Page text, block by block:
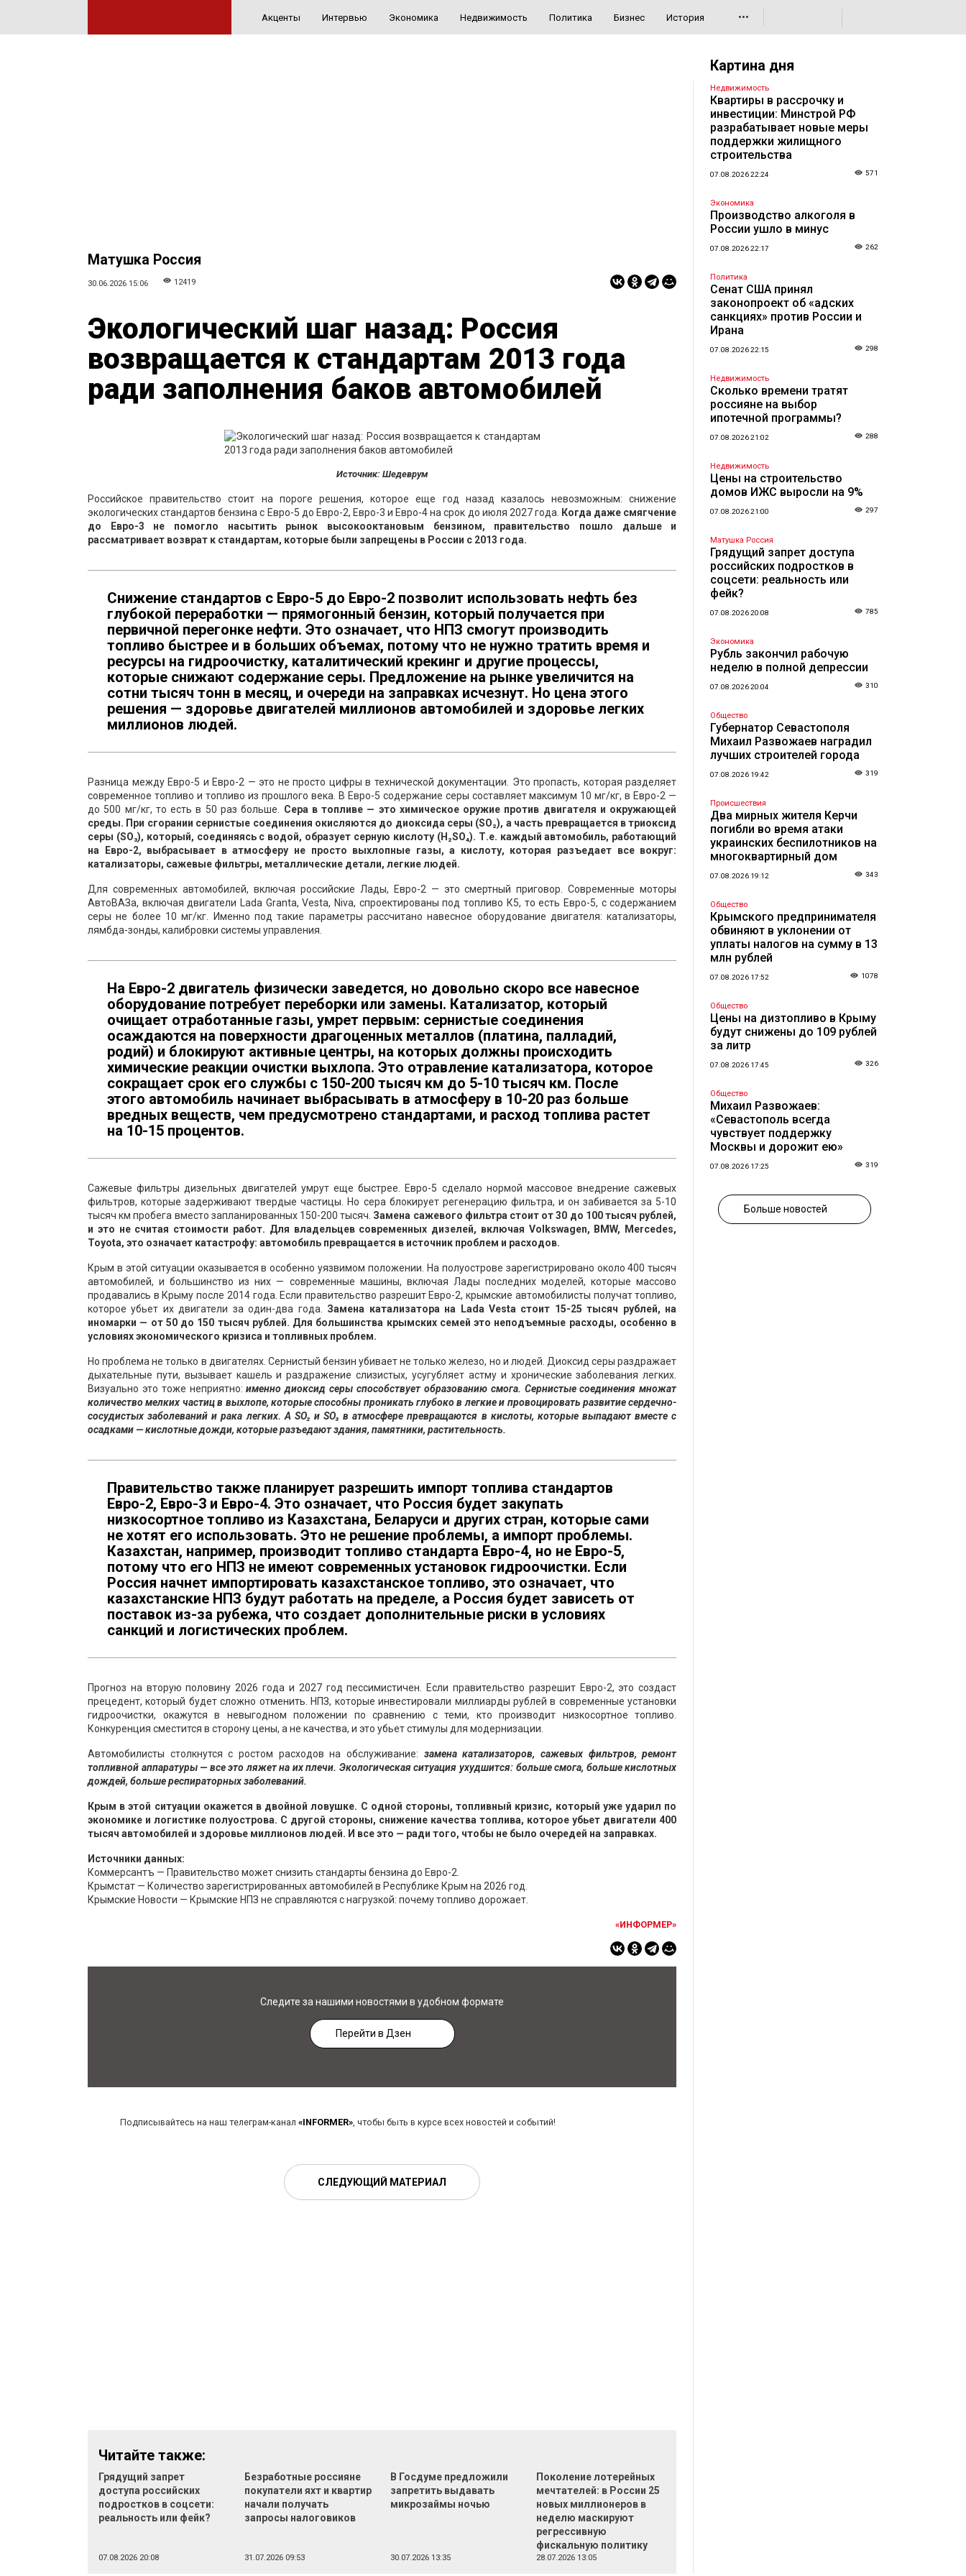
Акценты Интервью Экономика Недвижимость Политика Бизнес История •••
Матушка Россия
30.06.2026 15:06 12419
Экологический шаг назад: Россия
возвращается к стандартам 2013 года
ради заполнения баков автомобилей
Источник: Шедеврум
Российское правительство стоит на пороге решения, которое еще год назад казалось невозможным: снижение
экологических стандартов бензина с Евро-5 до Евро-2, Евро-3 и Евро-4 на срок до июля 2027 года.
Когда даже смягчение
до Евро-3 не помогло насытить рынок высокооктановым бензином, правительство пошло дальше и
рассматривает возврат к стандартам, которые были запрещены в России с 2013 года.
Снижение стандартов с Евро-5 до Евро-2 позволит использовать нефть без
глубокой переработки — прямогонный бензин, который получается при
первичной перегонке нефти. Это означает, что НПЗ смогут производить
топливо быстрее и в больших объемах, потому что не нужно тратить время и
ресурсы на гидроочистку, каталитический крекинг и другие процессы,
которые снижают содержание серы. Предложение на рынке увеличится на
сотни тысяч тонн в месяц, и очереди на заправках исчезнут. Но цена этого
решения — здоровье двигателей миллионов автомобилей и здоровье легких
миллионов людей.
Разница между Евро-5 и Евро-2 — это не просто цифры в технической документации. Это пропасть, которая разделяет
современное топливо и топливо из прошлого века. В Евро-5 содержание серы составляет максимум 10 мг/кг, в Евро-2 —
до 500 мг/кг, то есть в 50 раз больше. Сера в топливе — это химическое оружие против двигателя и окружающей
среды. При сгорании сернистые соединения окисляются до диоксида серы (SO₂), а часть превращается в триоксид
серы (SO₃), который, соединяясь с водой, образует серную кислоту (H₂SO₄). Т.е. каждый автомобиль, работающий
на Евро-2, выбрасывает в атмосферу не просто выхлопные газы, а кислоту, которая разъедает все вокруг:
катализаторы, сажевые фильтры, металлические детали, легкие людей.
Для современных автомобилей, включая российские Лады, Евро-2 — это смертный приговор. Современные моторы
АвтоВАЗа, включая двигатели Lada Granta, Vesta, Niva, спроектированы под топливо К5, то есть Евро-5, с содержанием
серы не более 10 мг/кг. Именно под такие параметры рассчитано навесное оборудование двигателя: катализаторы,
лямбда-зонды, калибровки системы управления.
На Евро-2 двигатель физически заведется, но довольно скоро все навесное
оборудование потребует переборки или замены. Катализатор, который
очищает отработанные газы, умрет первым: сернистые соединения
осаждаются на поверхности драгоценных металлов (платина, палладий,
родий) и блокируют активные центры, на которых должны происходить
химические реакции очистки выхлопа. Это отравление катализатора, которое
сокращает срок его службы с 150-200 тысяч км до 5-10 тысяч км. После
этого автомобиль начинает выбрасывать в атмосферу в 10-20 раз больше
вредных веществ, чем предусмотрено стандартами, и расход топлива растет
на 10-15 процентов.
Сажевые фильтры дизельных двигателей умрут еще быстрее. Евро-5 сделало нормой массовое внедрение сажевых
фильтров, которые задерживают твердые частицы. Но сера блокирует регенерацию фильтра, и он забивается за 5-10
тысяч км пробега вместо запланированных 150-200 тысяч. Замена сажевого фильтра стоит от 30 до 100 тысяч рублей,
и это не считая стоимости работ. Для владельцев современных дизелей, включая Volkswagen, BMW, Mercedes,
Toyota, это означает катастрофу: автомобиль превращается в источник проблем и расходов.
Крым в этой ситуации оказывается в особенно уязвимом положении. На полуострове зарегистрировано около 400 тысяч
автомобилей, и большинство из них — современные машины, включая Лады последних моделей, которые массово
продавались в Крыму после 2014 года. Если правительство разрешит Евро-2, крымские автомобилисты получат топливо,
которое убьет их двигатели за один-два года. Замена катализатора на Lada Vesta стоит 15-25 тысяч рублей, на
иномарки — от 50 до 150 тысяч рублей. Для большинства крымских семей это неподъемные расходы, особенно в
условиях экономического кризиса и топливных проблем.
Но проблема не только в двигателях. Сернистый бензин убивает не только железо, но и людей. Диоксид серы раздражает
дыхательные пути, вызывает кашель и раздражение слизистых, усугубляет астму и хронические заболевания легких.
Визуально это тоже неприятно:именно диоксид серы способствует образованию смога. Сернистые соединения множат
количество мелких частиц в выхлопе, которые способны проникать глубоко в легкие и провоцировать развитие сердечно-
сосудистых заболеваний и рака легких. А SO₂ и SO₃ в атмосфере превращаются в кислоты, которые выпадают вместе с
осадками — кислотные дожди, которые разъедают здания, памятники, растительность.
Правительство также планирует разрешить импорт топлива стандартов
Евро-2, Евро-3 и Евро-4. Это означает, что Россия будет закупать
низкосортное топливо из Казахстана, Беларуси и других стран, которые сами
не хотят его использовать. Это не решение проблемы, а импорт проблемы.
Казахстан, например, производит топливо стандарта Евро-4, но не Евро-5,
потому что его НПЗ не имеют современных установок гидроочистки. Если
Россия начнет импортировать казахстанское топливо, это означает, что
казахстанские НПЗ будут работать на пределе, а Россия будет зависеть от
поставок из-за рубежа, что создает дополнительные риски в условиях
санкций и логистических проблем.
Прогноз на вторую половину 2026 года и 2027 год пессимистичен. Если правительство разрешит Евро-2, это создаст
прецедент, который будет сложно отменить. НПЗ, которые инвестировали миллиарды рублей в современные установки
гидроочистки, окажутся в невыгодном положении по сравнению с теми, кто производит низкосортное топливо.
Конкуренция сместится в сторону цены, а не качества, и это убьет стимулы для модернизации.
Автомобилисты столкнутся с ростом расходов на обслуживание: замена катализаторов, сажевых фильтров, ремонт
топливной аппаратуры — все это ляжет на их плечи. Экологическая ситуация ухудшится: больше смога, больше кислотных
дождей, больше респираторных заболеваний.
Крым в этой ситуации окажется в двойной ловушке. С одной стороны, топливный кризис, который уже ударил по
экономике и логистике полуострова. С другой стороны, снижение качества топлива, которое убьет двигатели 400
тысяч автомобилей и здоровье миллионов людей. И все это — ради того, чтобы не было очередей на заправках.
Источники данных:
Коммерсантъ — Правительство может снизить стандарты бензина до Евро-2.
Крымстат — Количество зарегистрированных автомобилей в Республике Крым на 2026 год.
Крымские Новости — Крымские НПЗ не справляются с нагрузкой: почему топливо дорожает.
«ИНФОРМЕР»
Следите за нашими новостями в удобном формате
Перейти в Дзен
Подписывайтесь на наш телеграм-канал «INFORMER», чтобы быть в курсе всех новостей и событий!
СЛЕДУЮЩИЙ МАТЕРИАЛ
Читайте также:
Грядущий запрет
доступа российских
подростков в соцсети:
реальность или фейк?
07.08.2026 20:08
Безработные россияне
покупатели яхт и квартир
начали получать
запросы налоговиков
31.07.2026 09:53
В Госдуме предложили
запретить выдавать
микрозаймы ночью
30.07.2026 13:35
Поколение лотерейных
мечтателей: в России 25
новых миллионеров в
неделю маскируют
регрессивную
фискальную политику
28.07.2026 13:05
Картина дня
Недвижимость
Квартиры в рассрочку и
инвестиции: Минстрой РФ
разрабатывает новые меры
поддержки жилищного
строительства
07.08.2026 22:24 571
Экономика
Производство алкоголя в
России ушло в минус
07.08.2026 22:17 262
Политика
Сенат США принял
законопроект об «адских
санкциях» против России и
Ирана
07.08.2026 22:15 298
Недвижимость
Сколько времени тратят
россияне на выбор
ипотечной программы?
07.08.2026 21:02 288
Недвижимость
Цены на строительство
домов ИЖС выросли на 9%
07.08.2026 21:00 297
Матушка Россия
Грядущий запрет доступа
российских подростков в
соцсети: реальность или
фейк?
07.08.2026 20:08 785
Экономика
Рубль закончил рабочую
неделю в полной депрессии
07.08.2026 20:04 310
Общество
Губернатор Севастополя
Михаил Развожаев наградил
лучших строителей города
07.08.2026 19:42 319
Происшествия
Два мирных жителя Керчи
погибли во время атаки
украинских беспилотников на
многоквартирный дом
07.08.2026 19:12 343
Общество
Крымского предпринимателя
обвиняют в уклонении от
уплаты налогов на сумму в 13
млн рублей
07.08.2026 17:52 1078
Общество
Цены на дизтопливо в Крыму
будут снижены до 109 рублей
за литр
07.08.2026 17:45 326
Общество
Михаил Развожаев:
«Севастополь всегда
чувствует поддержку
Москвы и дорожит ею»
07.08.2026 17:25 319
Больше новостей